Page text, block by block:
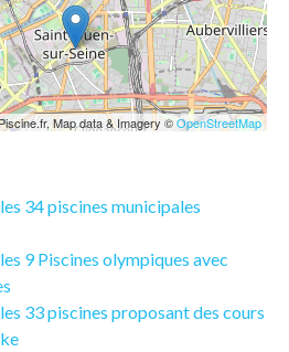
Map data & Imagery ©OpenStreetMap
34 piscines municipales
9 Piscines olympiques avec
33 piscines proposant des cours